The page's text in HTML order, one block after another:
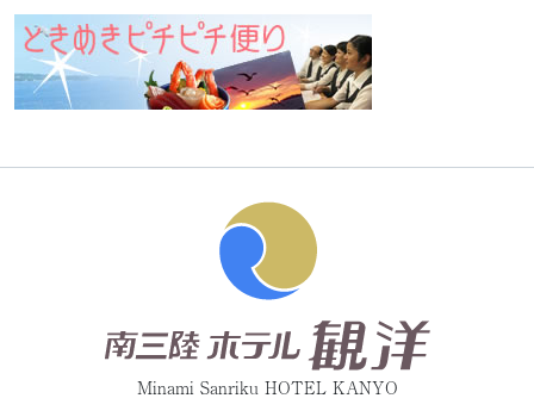
Minami Sanriku HOTEL KANYO